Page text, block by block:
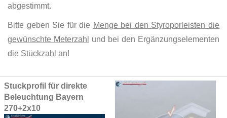
abgestimmt.
Bitte geben Sie für die Menge bei den Styroporleisten die
gewünschte Meterzahl
und bei den Ergänzungselementen
die Stückzahl an!
Grouped
product
items
Stuckprofil für direkte
Beleuchtung Bayern
270+2x10